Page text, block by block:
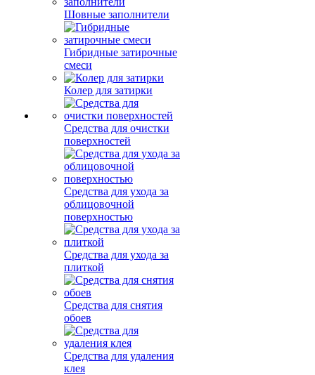
Шовные заполнители
Гибридные затирочные
смеси
Колер для затирки
Средства для очистки
поверхностей
Средства для ухода за
облицовочной
поверхностью
Средства для ухода за
плиткой
Средства для снятия
обоев
Средства для удаления
клея